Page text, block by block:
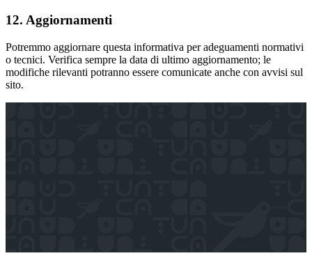
12. Aggiornamenti
Potremmo aggiornare questa informativa per adeguamenti normativi
o tecnici. Verifica sempre la data di ultimo aggiornamento; le
modifiche rilevanti potranno essere comunicate anche con avvisi sul
sito.